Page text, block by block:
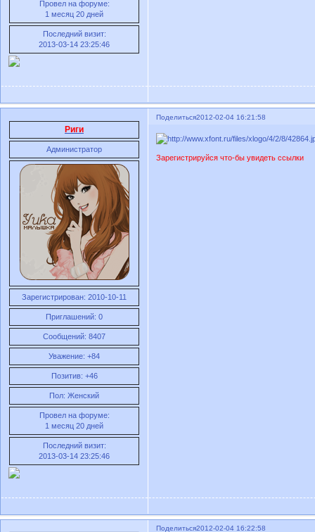
Провел на форуме:
1 месяц 20 дней
Последний визит:
2013-03-14 23:25:46
Поделиться2012-02-04 16:21:58
Риги
Администратор
Зарегистрирован: 2010-10-11
Приглашений: 0
Сообщений: 8407
Уважение: +84
Позитив: +46
Пол: Женский
Провел на форуме:
1 месяц 20 дней
Последний визит:
2013-03-14 23:25:46
Зарегистрируйся что-бы увидеть ссылки
Поделиться2012-02-04 16:22:58